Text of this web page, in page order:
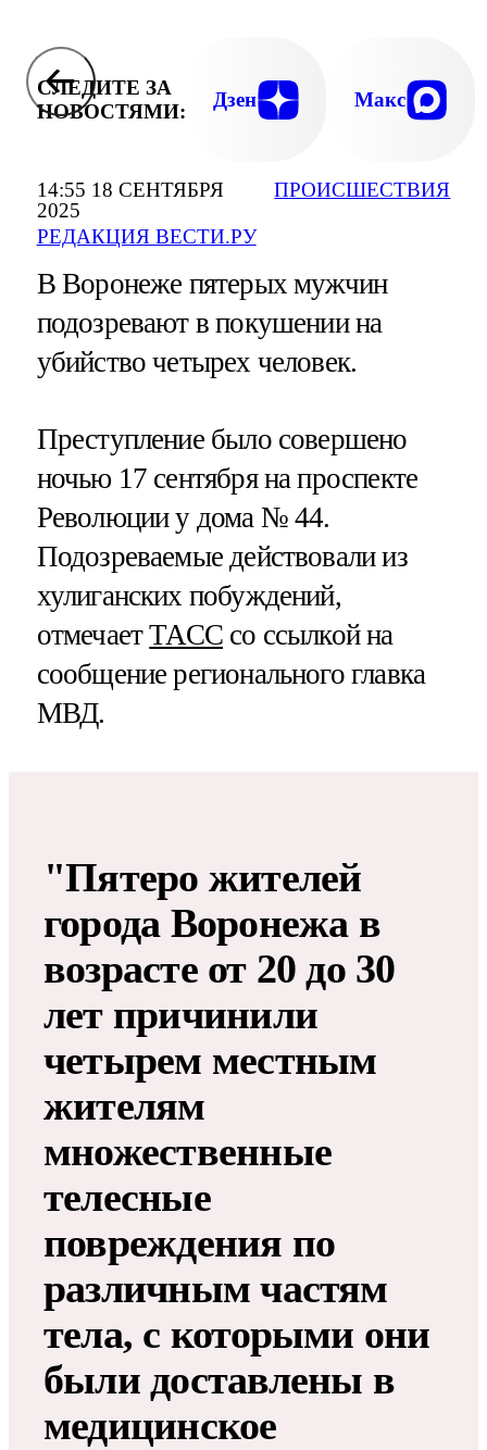
14:55 18 СЕНТЯБРЯ
2025
РЕДАКЦИЯ ВЕСТИ.РУ
ПРОИСШЕСТВИЯ
СЛЕДИТЕ ЗА
НОВОСТЯМИ:
Дзен Макс
В Воронеже пятерых мужчин
подозревают в покушении на
убийство четырех человек.
Преступление было совершено
ночью 17 сентября на проспекте
Революции у дома № 44.
Подозреваемые действовали из
хулиганских побуждений,
отмечаетТАСС со ссылкой на
сообщение регионального главка
МВД.
"Пятеро жителей
города Воронежа в
возрасте от 20 до 30
лет причинили
четырем местным
жителям
множественные
телесные
повреждения по
различным частям
тела, с которыми они
были доставлены в
медицинское